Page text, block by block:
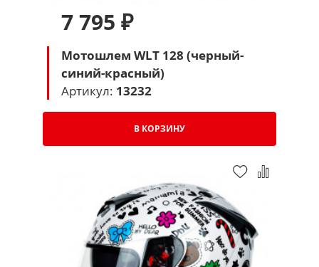
7 795 ₽
Мотошлем WLT 128 (черный-
синий-красный)
Артикул: 13232
В КОРЗИНУ